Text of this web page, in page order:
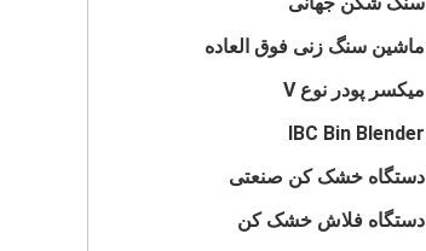
ماشین سنگ زنی فوق العاده
میکسر پودر نوع V
IBC Bin Blender
دستگاه خشک کن صنعتی
دستگاه فلاش خشک کن